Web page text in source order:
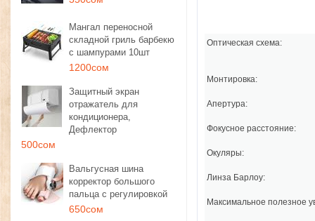
Мангал переносной
складной гриль барбекю
с шампурами 10шт
1200сом
Защитный экран
отражатель для
кондиционера,
Дефлектор
500сом
Вальгусная шина
корректор большого
пальца с регулировкой
650сом
Оптическая схема:
Монтировка:
Апертура:
Фокусное расстояние:
Окуляры:
Линза Барлоу:
Максимальное полезное